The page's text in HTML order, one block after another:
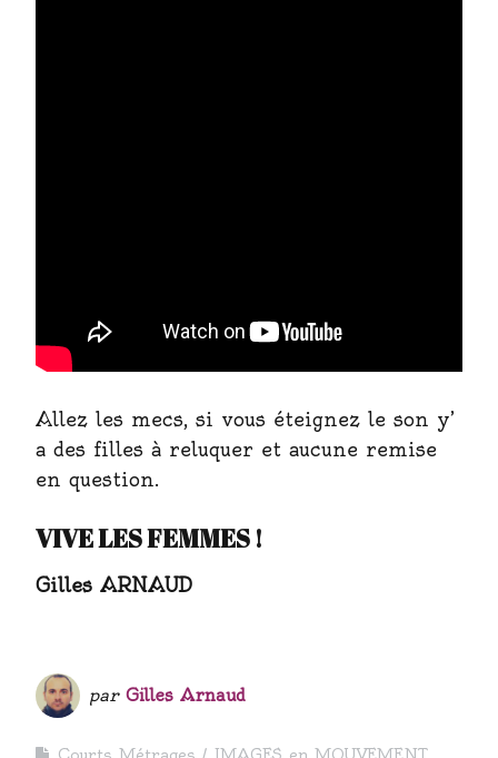
Allez les mecs, si vous éteignez le son y’
a des filles à reluquer et aucune remise
en question.
VIVE LES FEMMES !
Gilles ARNAUD
par Gilles Arnaud